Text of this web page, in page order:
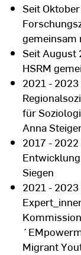
Seit
gemeinsam
Seit August
HSRM
2021 -
für
Anna
2017 -
Siegen
2021 -
Migrant